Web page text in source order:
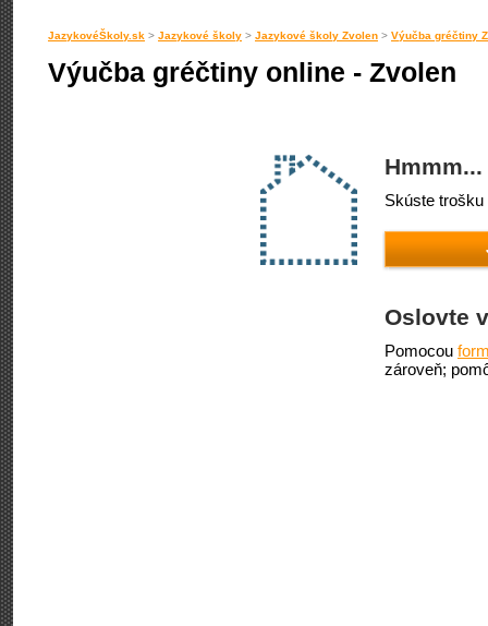
JazykovéŠkoly.sk > Jazykové školy > Jazykové školy Zvolen > Výučba gréčtiny
Výučba gréčtiny online - Zvolen
Skúste
Oslovte
Pomocou
zároveň;